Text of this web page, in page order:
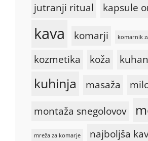
jutranji ritual kapsule
kava komarji komarnik
kozmetika koža
kuhinja masaža
montaža snegolovov
mreža za komarje
najboljša